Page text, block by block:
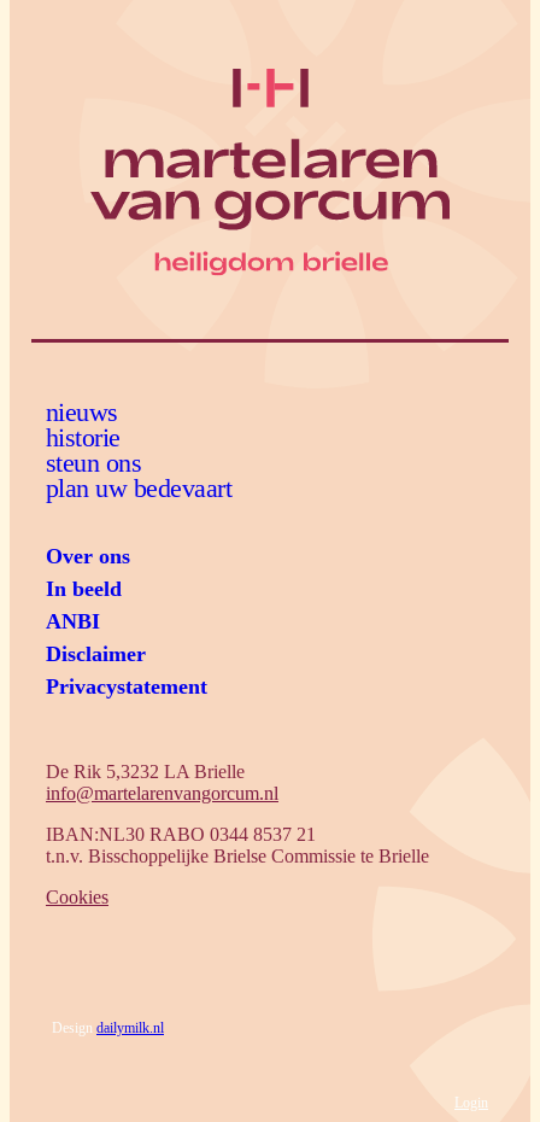
nieuws
historie
steun ons
plan uw bedevaart
Over ons
In beeld
ANBI
Disclaimer
Privacystatement
De Rik 5,3232 LA Brielle
info@martelarenvangorcum.nl
IBAN:NL30 RABO 0344 8537 21
t.n.v. Bisschoppelijke Brielse Commissie te Brielle
Cookies
Design dailymilk.nl
Login